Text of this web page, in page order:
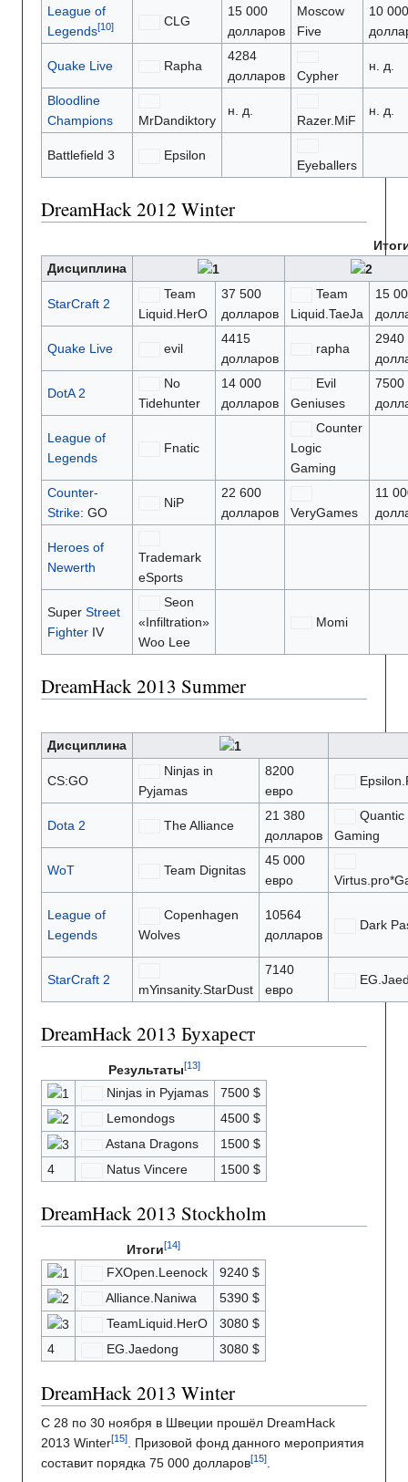
League of
Legends
CLG
15 000
долларов
Moscow
Five
10 000
Quake Live Rapha
4284
долларов
Cypher
н. д.
Bloodline
Champions
MrDandiktory
н. д.
Razer.MiF
н. д.
Battlefield 3 Epsilon
Eyeballers
DreamHack 2012 Winter
Дисциплина
StarCraft 2
Team
Liquid.HerO
37 500
долларов
Team
Liquid.TaeJa
15
Quake Live evil
4415
долларов
rapha
2940
DotA 2
No
Tidehunter
14 000
долларов
Evil
Geniuses
7500
League of
Legends
Fnatic
Counter
Logic
Gaming
Counter-
Strike: GO
NiP
22 600
долларов
VeryGames
11
Heroes of
Newerth
Trademark
eSports
Super Street
FighterIV
Seon
«Infiltration»
Woo Lee
Momi
DreamHack 2013 Summer
Дисциплина
CS:GO
Ninjas in
Pyjamas
8200
евро
Dota 2 The Alliance
21 380
долларов
Quantic
Gaming
WoT Team Dignitas
45 000
евро
League of
Legends
Copenhagen
Wolves
10564
долларов
Dark
StarCraft 2
mYinsanity.StarDust
7140
евро
DreamHack 2013 Бухарест
Результаты
Ninjas in Pyjamas
7500 $
Lemondogs
4500 $
Astana Dragons
1500 $
4
Natus Vincere 1500 $
DreamHack 2013 Stockholm
Итоги
FXOpen.Leenock
9240 $
Alliance.Naniwa
5390 $
TeamLiquid.HerO
3080 $
4
EG.Jaedong 3080 $
DreamHack 2013 Winter
С 28 по 30 ноября в Швеции прошёл DreamHack
2013 Winter
. Призовой фонд данного мероприятия
составит порядка 75 000 долларов